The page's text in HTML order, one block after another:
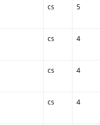
cs 5
cs 4
cs 4
cs 4